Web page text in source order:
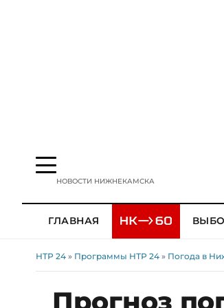
НОВОСТИ НИЖНЕКАМСКА
ГЛАВНАЯ
НТР 24 » Программы НТР 24 » Погода в
Прогноз